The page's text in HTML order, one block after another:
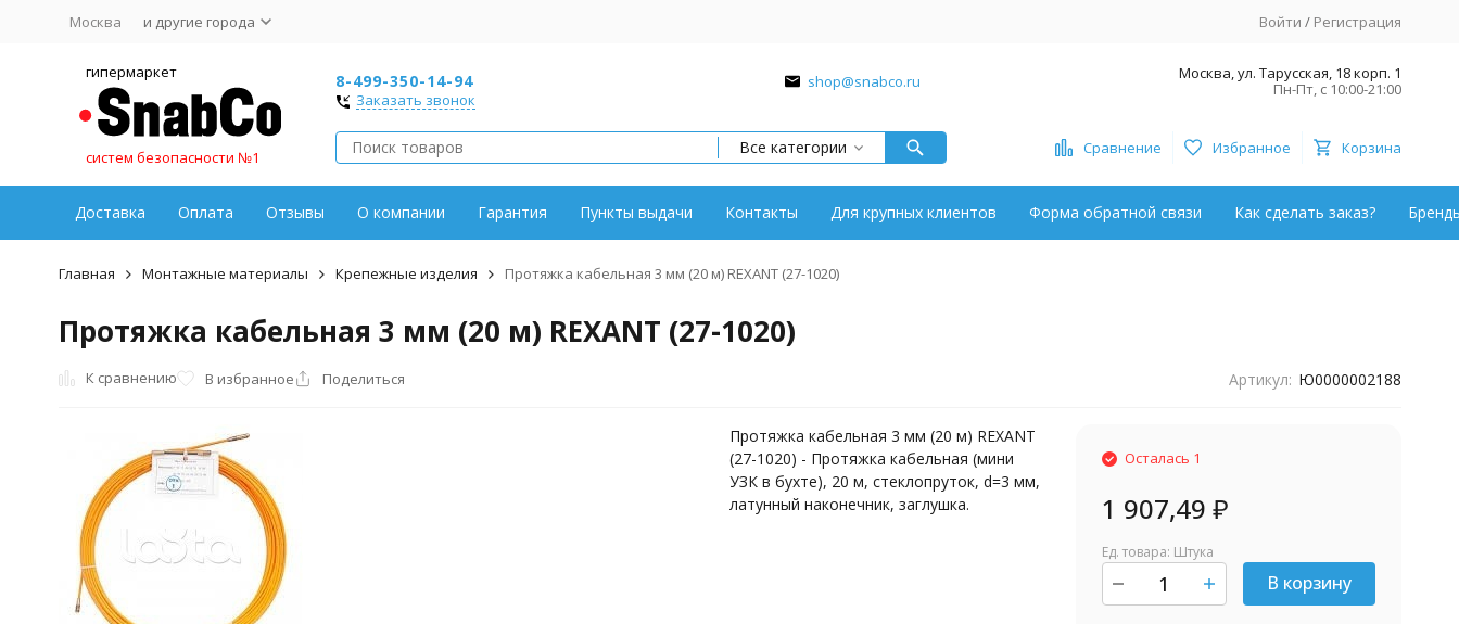
Москва и другие города Войти / Регистрация
гипермаркет
систем безопасности №1
8-499-350-14-94 shop@snabco.ru
Москва, ул. Тарусская, 18 корп. 1
Пн-Пт, с 10:00-21:00
Заказать звонок
Все категории Сравнение Избранное Корзина
Доставка Оплата Отзывы О компании Гарантия Пункты выдачи Контакты Для крупных клиентов Форма обратной связи Как сделать заказ?
Главная Монтажные материалы Крепежные изделия Протяжка кабельная 3 мм (20 м) REXANT (27-1020)
Протяжка кабельная 3 мм (20 м) REXANT (27-1020)
К сравнению В избранное Поделиться Артикул: Ю0000002188
Протяжка кабельная 3 мм (20 м) REXANT
(27-1020) - Протяжка кабельная (мини
УЗК в бухте), 20 м, стеклопруток, d=3 мм,
латунный наконечник, заглушка.
Осталась 1
1 907,49 ₽
Ед. товара: Штука
В корзину